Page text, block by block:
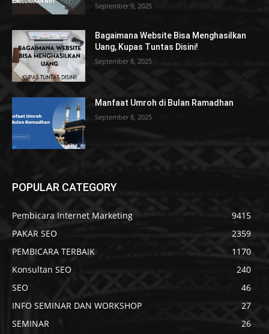
September 9, 2025
Bagaimana Website Bisa Menghasilkan
Uang, Kupas Tuntas Disini!
September 8, 2025
Manfaat Umroh di Bulan Ramadhan
September 8, 2025
POPULAR CATEGORY
Pembicara Internet Marketing
9415
PAKAR SEO
2359
PEMBICARA TERBAIK
1170
Konsultan SEO
240
SEO
46
INFO SEMINAR DAN WORKSHOP
27
SEMINAR
26